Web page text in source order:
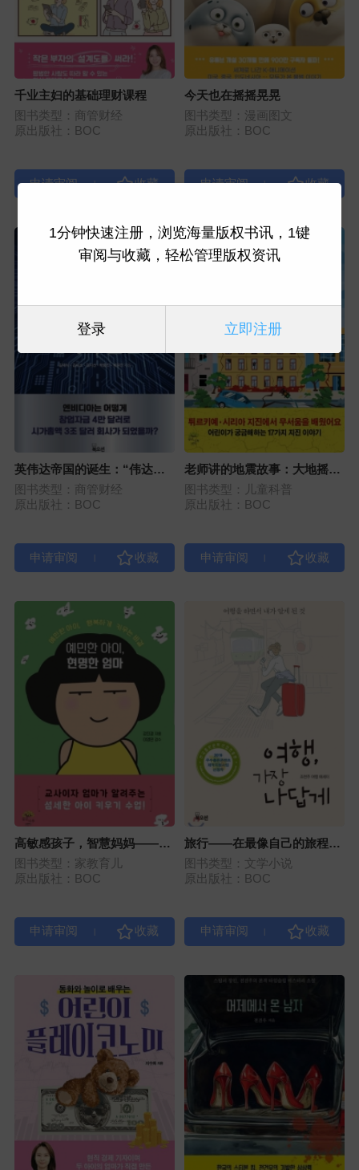
千业主妇的基础理财课程
图书类型：商管财经
原出版社：BOC
|
今天也在摇摇晃晃
图书类型：漫画图文
原出版社：BOC
|
英伟达帝国的诞生：“伟达
王”的未来将如何到来
图书类型：商管财经
原出版社：BOC
老师讲的地震故事：大地摇晃
摇晃
图书类型：儿童科普
原出版社：BOC
高敏感孩子，智慧妈妈——养
育高敏感孩子的幸福秘诀
图书类型：家教育儿
原出版社：BOC
旅行——在最像自己的旅程
中，我悟到的事
图书类型：文学小说
原出版社：BOC
1分钟快速注册，浏览海量版权书讯，1键
审阅与收藏，轻松管理版权资讯
登录 立即注册